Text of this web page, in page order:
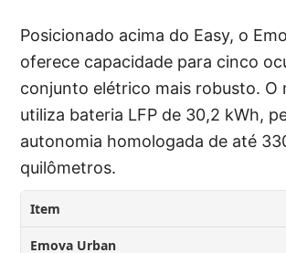
Posicionado acima do Easy, o
oferece capacidade para cinco
conjunto elétrico mais robusto. O
utiliza bateria LFP de 30,2 kWh,
autonomia homologada de até
quilômetros.
Item
Emova Urban